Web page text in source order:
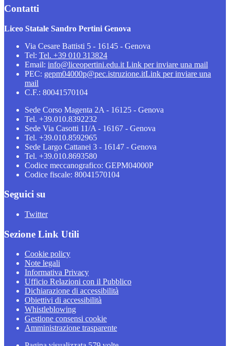
Contatti
Liceo Statale Sandro Pertini Genova
Via Cesare Battisti 5 - 16145 - Genova
Tel: Tel. +39 010 313824
Email: info@liceopertini.edu.it Link per inviare una mail
PEC: gepm04000p@pec.istruzione.itLink per inviare una
mail
C.F.: 80041570104
Sede Corso Magenta 2A - 16125 - Genova
Tel. +39.010.8392232
Sede Via Casotti 11/A - 16167 - Genova
Tel. +39.010.8592965
Sede Largo Cattanei 3 - 16147 - Genova
Tel. +39.010.8693580
Codice meccanografico: GEPM04000P
Codice fiscale: 80041570104
Seguici su
Twitter
Sezione Link Utili
Cookie policy
Note legali
Informativa Privacy
Ufficio Relazioni con il Pubblico
Dichiarazione di accessibilità
Obiettivi di accessibilità
Whistleblowing
Gestione consensi cookie
Amministrazione trasparente